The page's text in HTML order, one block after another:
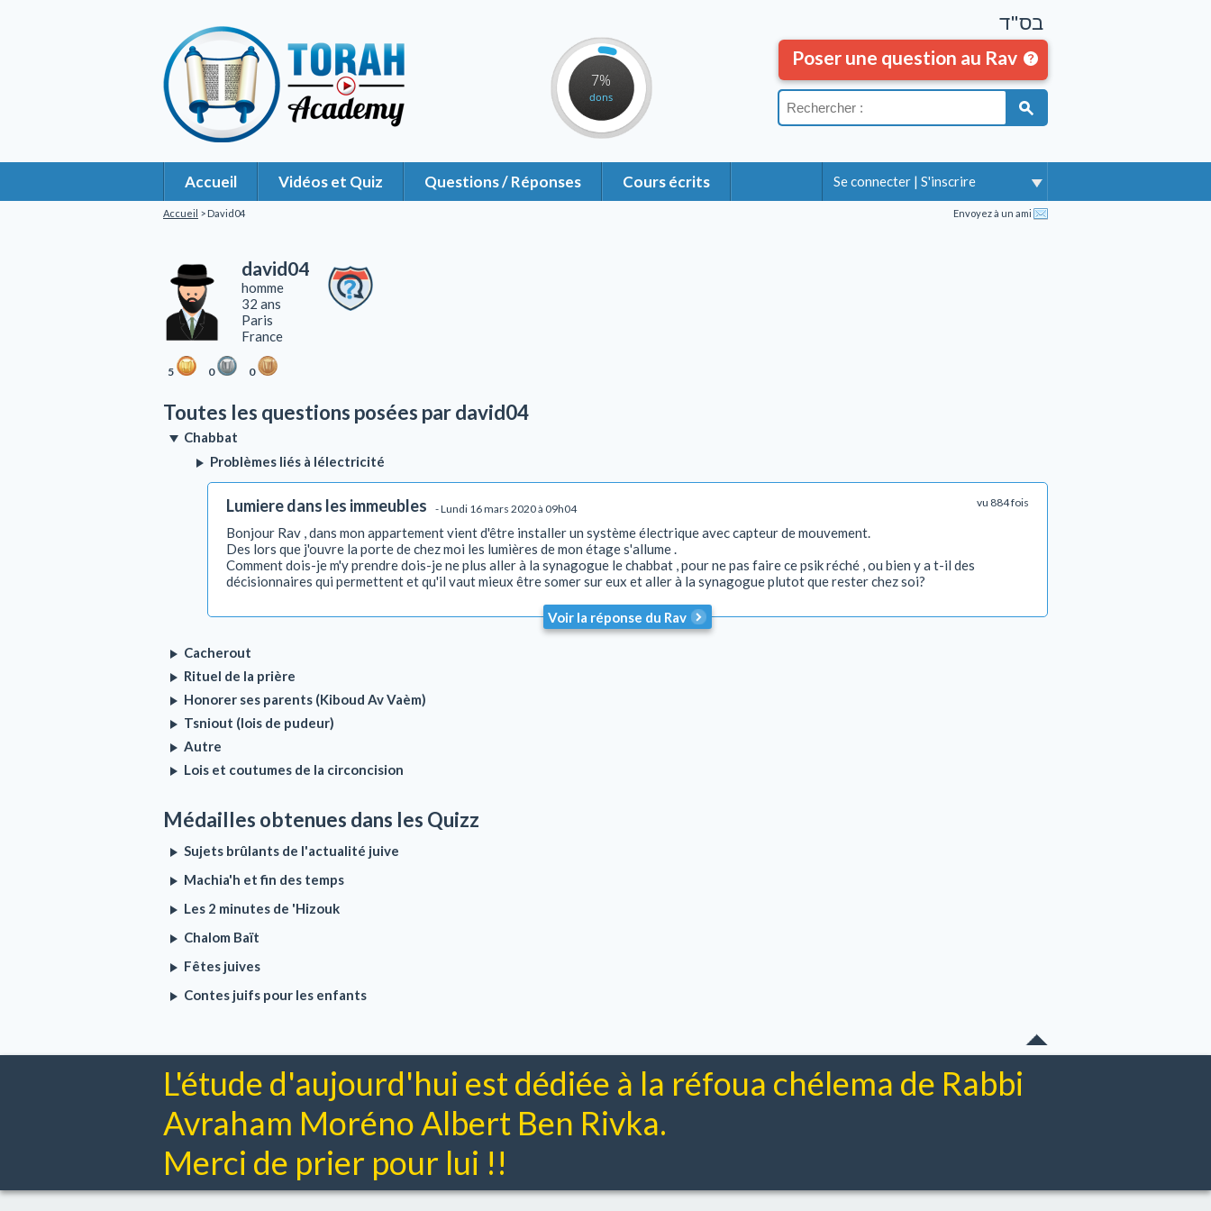
7%
dons
Se connecter | S'inscrire
בס"ד
Poser une question au Rav
Accueil Vidéos et Quiz Questions / Réponses Cours écrits
Accueil > David04 Envoyez à un ami
david04
homme
32 ans
Paris
France
5 0 0
Toutes les questions posées par david04
Chabbat
Problèmes liés à lélectricité
Lumiere dans les immeubles - Lundi 16 mars 2020 à 09h04 vu 884 fois
Bonjour Rav , dans mon appartement vient d'être installer un système électrique avec capteur de mouvement.
Des lors que j'ouvre la porte de chez moi les lumières de mon étage s'allume .
Comment dois-je m'y prendre dois-je ne plus aller à la synagogue le chabbat , pour ne pas faire ce psik réché , ou bien y a t-il des
décisionnaires qui permettent et qu'il vaut mieux être somer sur eux et aller à la synagogue plutot que rester chez soi?
Voir la réponse du Rav
Cacherout
Rituel de la prière
Honorer ses parents (Kiboud Av Vaèm)
Tsniout (lois de pudeur)
Autre
Lois et coutumes de la circoncision
Médailles obtenues dans les Quizz
Sujets brûlants de l'actualité juive
Machia'h et fin des temps
Les 2 minutes de 'Hizouk
Chalom Baït
Fêtes juives
Contes juifs pour les enfants
L'étude d'aujourd'hui est dédiée à la réfoua chélema de Rabbi
Avraham Moréno Albert Ben Rivka.
Merci de prier pour lui !!